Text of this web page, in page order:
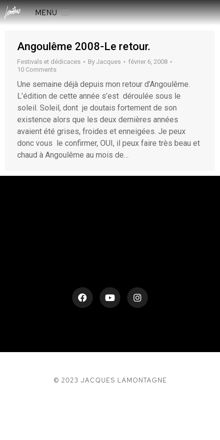
MENU
Angoulême 2008-Le retour.
Festivals et dédicaces By Jacques
février 6, 2008
10 Comments
Une semaine déjà depuis mon retour d’Angoulême.
L’édition de cette année s’est déroulée sous le
soleil. Soleil, dont je doutais fortement de son
existence alors que les deux dernières années
avaient été grises, froides et enneigées. Je peux
donc vous le confirmer, OUI, il peux faire très beau et
chaud à Angoulême au mois de…
© 2023 JACQUES LAMONTAGNE